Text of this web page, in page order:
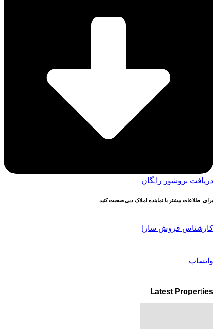
دریافت بروشور رایگان
برای اطلاعات بیشتر با نماینده املاک دبی صحبت کنید
کارشناس فروش سارا
واتساپ
Latest Properties